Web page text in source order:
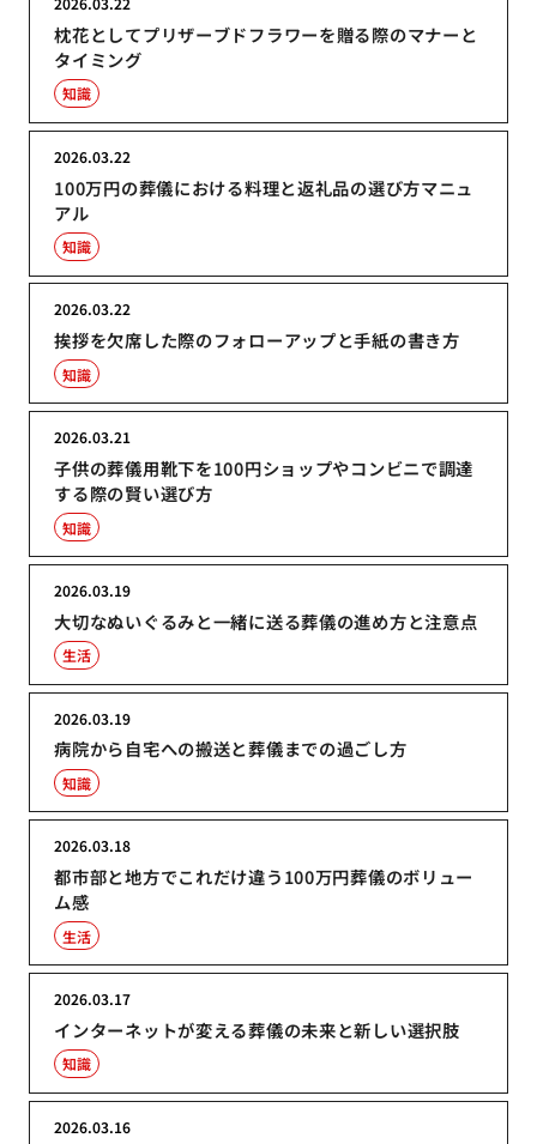
枕花としてプリザーブドフラワーを贈る際のマナーと
タイミング
知識
100万円の葬儀における料理と返礼品の選び方マニュ
アル
2026.03.22
知識
挨拶を欠席した際のフォローアップと手紙の書き方
2026.03.22
知識
子供の葬儀用靴下を100円ショップやコンビニで調達
する際の賢い選び方
2026.03.21
知識
大切なぬいぐるみと一緒に送る葬儀の進め方と注意点
2026.03.19
生活
病院から自宅への搬送と葬儀までの過ごし方
2026.03.19
知識
都市部と地方でこれだけ違う100万円葬儀のボリュー
ム感
2026.03.18
生活
インターネットが変える葬儀の未来と新しい選択肢
2026.03.17
知識
2026.03.16